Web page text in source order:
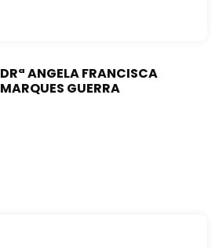
DRª ANGELA FRANCISCA
MARQUES GUERRA